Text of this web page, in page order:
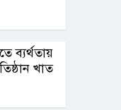
ব্যর্থতায়
খাত